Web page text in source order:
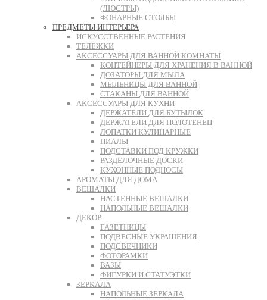
(ЛЮСТРЫ)
ФОНАРНЫЕ СТОЛБЫ
ПРЕДМЕТЫ ИНТЕРЬЕРА
ИСКУССТВЕННЫЕ РАСТЕНИЯ
ТЕЛЕЖКИ
АКСЕССУАРЫ ДЛЯ ВАННОЙ КОМНАТЫ
КОНТЕЙНЕРЫ ДЛЯ ХРАНЕНИЯ В ВАННОЙ
ДОЗАТОРЫ ДЛЯ МЫЛА
МЫЛЬНИЦЫ ДЛЯ ВАННОЙ
СТАКАНЫ ДЛЯ ВАННОЙ
АКСЕССУАРЫ ДЛЯ КУХНИ
ДЕРЖАТЕЛИ ДЛЯ БУТЫЛОК
ДЕРЖАТЕЛИ ДЛЯ ПОЛОТЕНЕЦ
ЛОПАТКИ КУЛИНАРНЫЕ
ПИАЛЫ
ПОДСТАВКИ ПОД КРУЖКИ
РАЗДЕЛОЧНЫЕ ДОСКИ
КУХОННЫЕ ПОДНОСЫ
АРОМАТЫ ДЛЯ ДОМА
ВЕШАЛКИ
НАСТЕННЫЕ ВЕШАЛКИ
НАПОЛЬНЫЕ ВЕШАЛКИ
ДЕКОР
ГАЗЕТНИЦЫ
ПОДВЕСНЫЕ УКРАШЕНИЯ
ПОДСВЕЧНИКИ
ФОТОРАМКИ
ВАЗЫ
ФИГУРКИ И СТАТУЭТКИ
ЗЕРКАЛА
НАПОЛЬНЫЕ ЗЕРКАЛА